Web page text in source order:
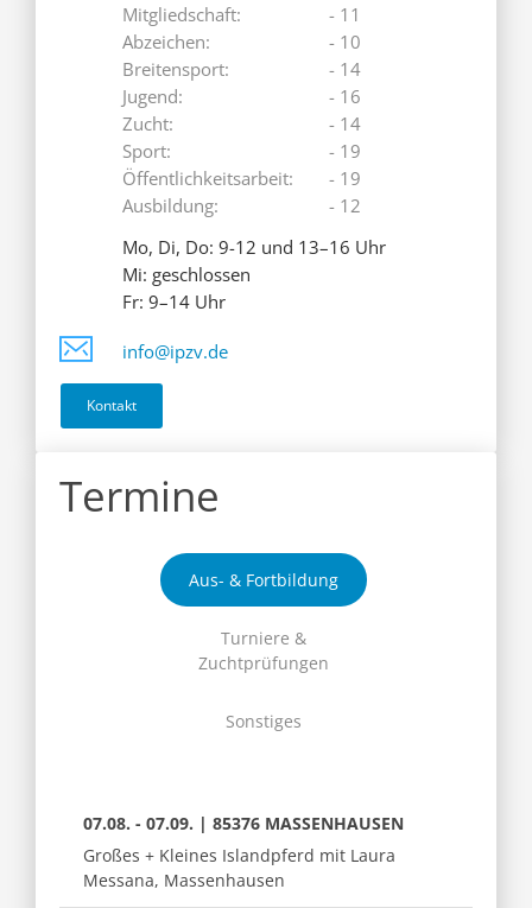
Mitgliedschaft:
Abzeichen:
Breitensport:
Jugend:
Zucht:
Sport:
Öffentlichkeitsarbeit:
Ausbildung:
- 11
- 10
- 14
- 16
- 14
- 19
- 19
- 12
Mo, Di, Do: 9-12 und 13–16 Uhr
Mi: geschlossen
Fr: 9–14 Uhr
info@ipzv.de
Kontakt
Termine
Aus- & Fortbildung
Turniere &
Zuchtprüfungen
Sonstiges
07.08. - 07.09. | 85376 MASSENHAUSEN
Großes + Kleines Islandpferd mit Laura
Messana, Massenhausen